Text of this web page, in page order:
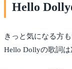
Hello
きっと気になる方
Hello Dollyの歌詞は